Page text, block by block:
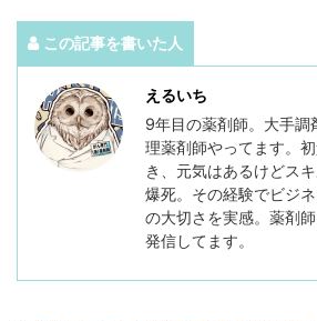
この記事を書いた人
えるいち
9年目の薬剤師。大手調
理薬剤師やってます。
き、元気はあるけどス
爆死。その経験でビジ
の大切さを実感。薬剤
発信してます。